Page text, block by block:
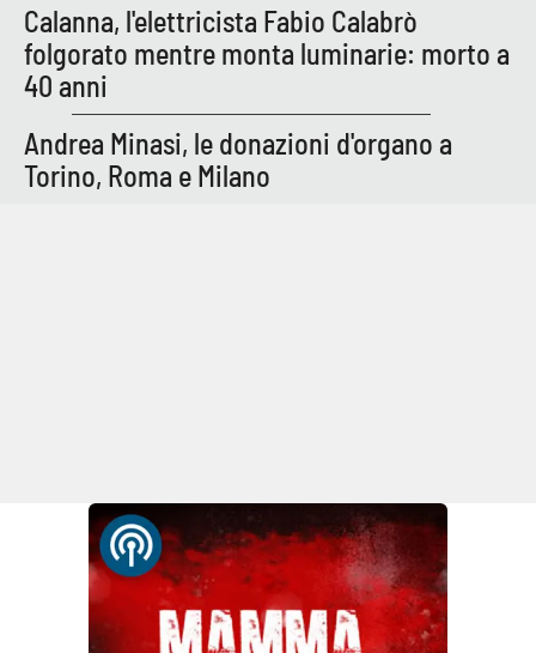
Calanna, l'elettricista Fabio Calabrò
folgorato mentre monta luminarie: morto a
40 anni
Andrea Minasi, le donazioni d'organo a
Torino, Roma e Milano